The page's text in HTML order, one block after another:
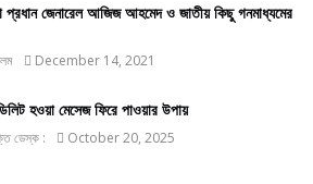
প্রধান জেনারেল আজিজ আহমেদ ও জাতীয় কিছু গনমাধ্যমের
December 14, 2021
হওয়া মেসেজ ফিরে পাওয়ার উপায়
ডেস্ক : October 20, 2025